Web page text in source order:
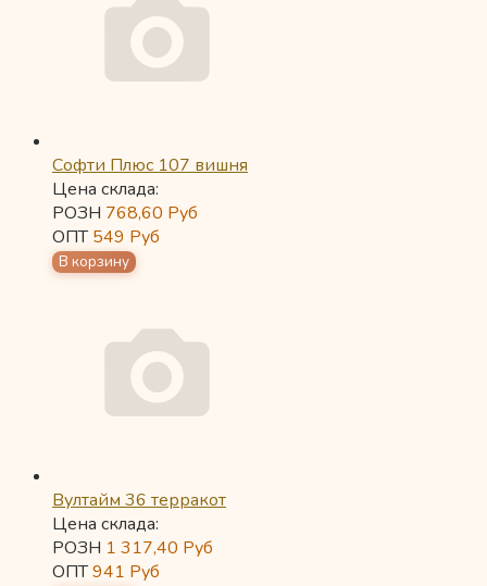
Софти Плюс 107 вишня
Цена склада:
РОЗН 768,60 Руб
ОПТ549 Руб
Вултайм 36 терракот
Цена склада:
РОЗН 1 317,40 Руб
ОПТ941 Руб